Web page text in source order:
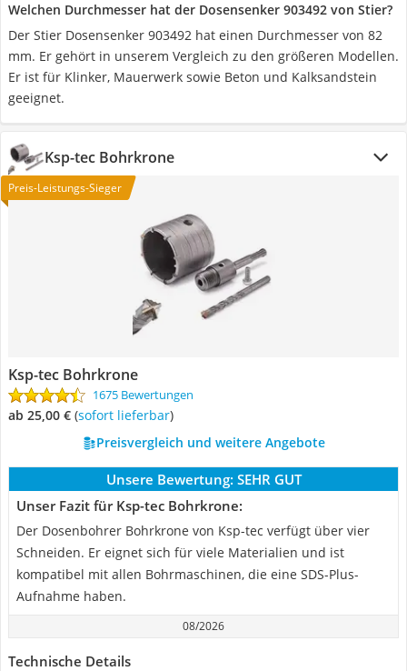
Welchen Durchmesser hat der Dosensenker 903492 von Stier?
Der Stier Dosensenker 903492 hat einen Durchmesser von 82
mm. Er gehört in unserem Vergleich zu den größeren Modellen.
Er ist für Klinker, Mauerwerk sowie Beton und Kalksandstein
geeignet.
Ksp-tec Bohrkrone
Preis-Leistungs-Sieger
Ksp-tec Bohrkrone
1675 Bewertungen
ab 25,00 € ( Sofort lieferbar)
Preisvergleich und weitere Angebote
Unsere Bewertung: SEHR GUT
Unser Fazit für Ksp-tec Bohrkrone:
Der Dosenbohrer Bohrkrone von Ksp-tec verfügt über vier
Schneiden. Er eignet sich für viele Materialien und ist
kompatibel mit allen Bohrmaschinen, die eine SDS-Plus-
Aufnahme haben.
08/2026
Technische Details